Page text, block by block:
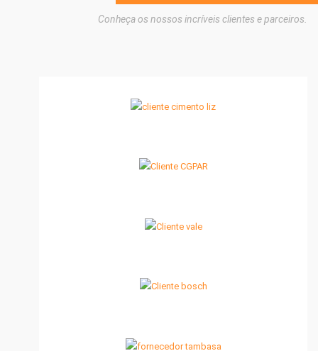
Conheça os nossos incríveis clientes e parceiros.